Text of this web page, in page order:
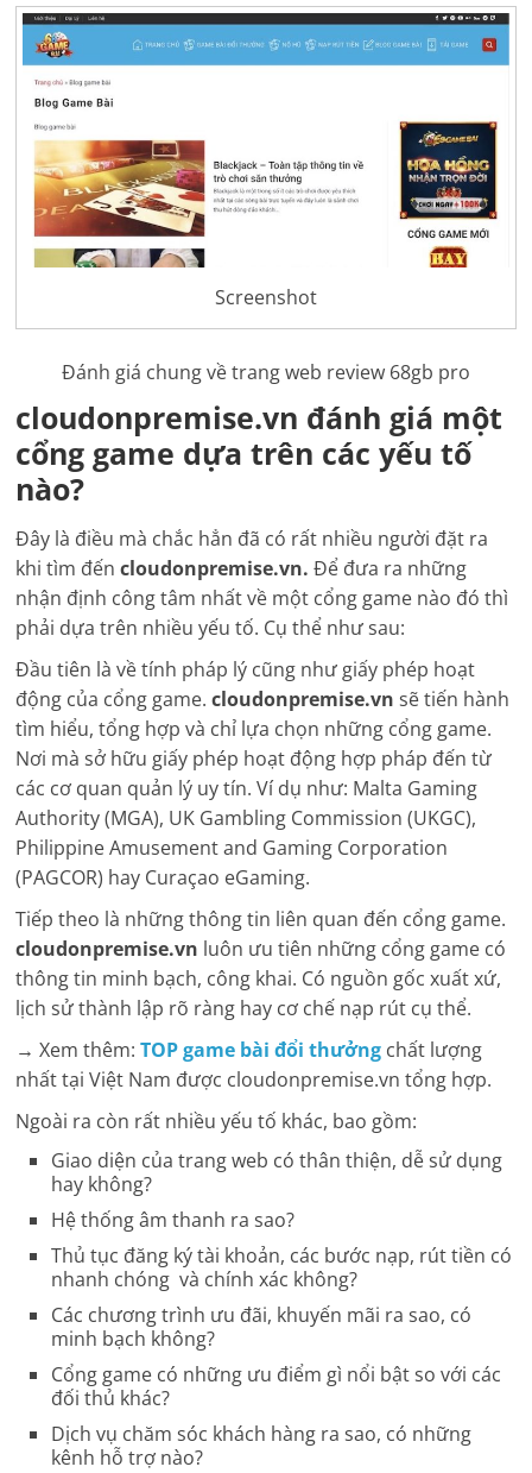
Screenshot
Đánh giá chung về trang web review 68gb pro
cloudonpremise.vn đánh giá một
cổng game dựa trên các yếu tố
nào?
Đây là điều mà chắc hẳn đã có rất nhiều người đặt ra
khi tìm đếncloudonpremise.vn.Để đưa ra những
nhận định công tâm nhất về một cổng game nào đó thì
phải dựa trên nhiều yếu tố. Cụ thể như sau:
Đầu tiên là về tính pháp lý cũng như giấy phép hoạt
động của cổng game.cloudonpremise.vn sẽ tiến hành
tìm hiểu, tổng hợp và chỉ lựa chọn những cổng game.
Nơi mà sở hữu giấy phép hoạt động hợp pháp đến từ
các cơ quan quản lý uy tín. Ví dụ như: Malta Gaming
Authority (MGA), UK Gambling Commission (UKGC),
Philippine Amusement and Gaming Corporation
(PAGCOR) hay Curaçao eGaming.
Tiếp theo là những thông tin liên quan đến cổng game.
cloudonpremise.vn luôn ưu tiên những cổng game có
thông tin minh bạch, công khai. Có nguồn gốc xuất xứ,
lịch sử thành lập rõ ràng hay cơ chế nạp rút cụ thể.
→ Xem thêm:TOP game bài đổi thưởng chất lượng
nhất tại Việt Nam được cloudonpremise.vn tổng hợp.
Ngoài ra còn rất nhiều yếu tố khác, bao gồm:
Giao diện của trang web có thân thiện, dễ sử dụng
hay không?
Hệ thống âm thanh ra sao?
Thủ tục đăng ký tài khoản, các bước nạp, rút tiền có
nhanh chóng và chính xác không?
Các chương trình ưu đãi, khuyến mãi ra sao, có
minh bạch không?
Cổng game có những ưu điểm gì nổi bật so với các
đối thủ khác?
Dịch vụ chăm sóc khách hàng ra sao, có những
kênh hỗ trợ nào?